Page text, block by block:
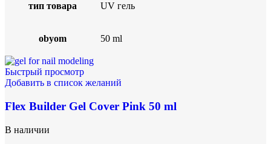
тип товара UV гель
obyom 50 ml
Быстрый просмотр
Добавить в список желаний
Flex Builder Gel Cover Pink 50 ml
В наличии